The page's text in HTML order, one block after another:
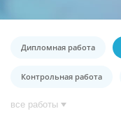
Дипломная работа
Контрольная работа
все работы